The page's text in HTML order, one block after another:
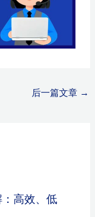
后一篇文章 →
高效、低